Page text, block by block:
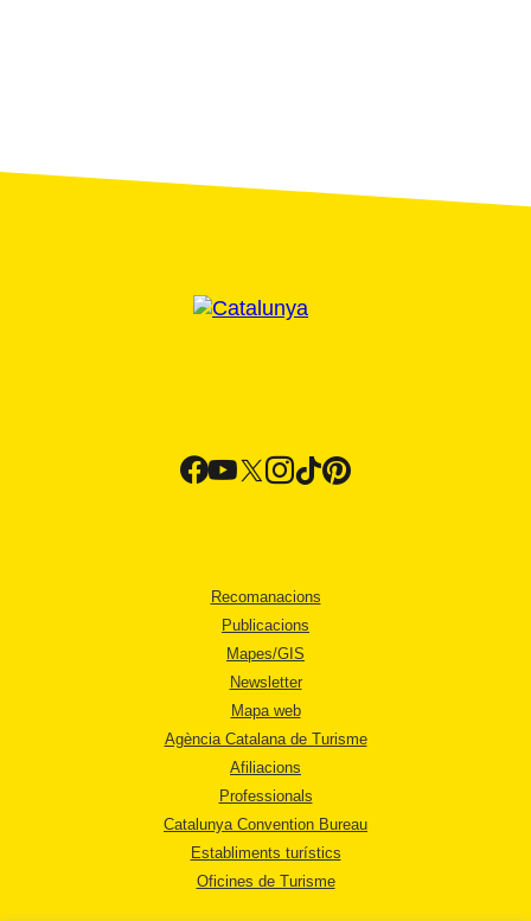
Recomanacions
Publicacions
Mapes/GIS
Newsletter
Mapa web
Agència Catalana de Turisme
Afiliacions
Professionals
Catalunya Convention Bureau
Establiments turístics
Oficines de Turisme